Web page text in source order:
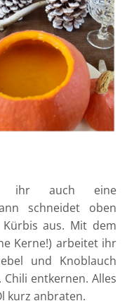
ihr auch eine
schneidet oben
aus. Mit dem
Kerne!) arbeitet ihr
und Knoblauch
entkernen. Alles
kurz anbraten.